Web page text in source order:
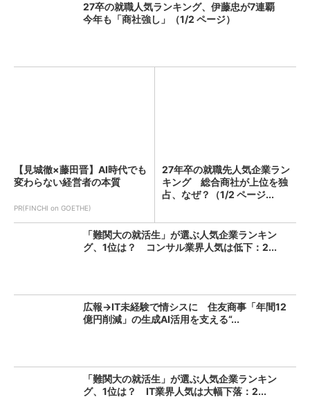
27卒の就職人気ランキング、伊藤忠が7連覇
今年も「商社強し」（1/2 ページ）
【見城徹×藤田晋】AI時代でも
変わらない経営者の本質
PR(FINCHI on GOETHE)
27年卒の就職先人気企業ラン
キング 総合商社が上位を独
占、なぜ？（1/2 ページ...
「難関大の就活生」が選ぶ人気企業ランキン
グ、1位は？ コンサル業界人気は低下：2...
広報→IT未経験で情シスに 住友商事「年間12
億円削減」の生成AI活用を支える“...
「難関大の就活生」が選ぶ人気企業ランキン
グ、1位は？ IT業界人気は大幅下落：2...